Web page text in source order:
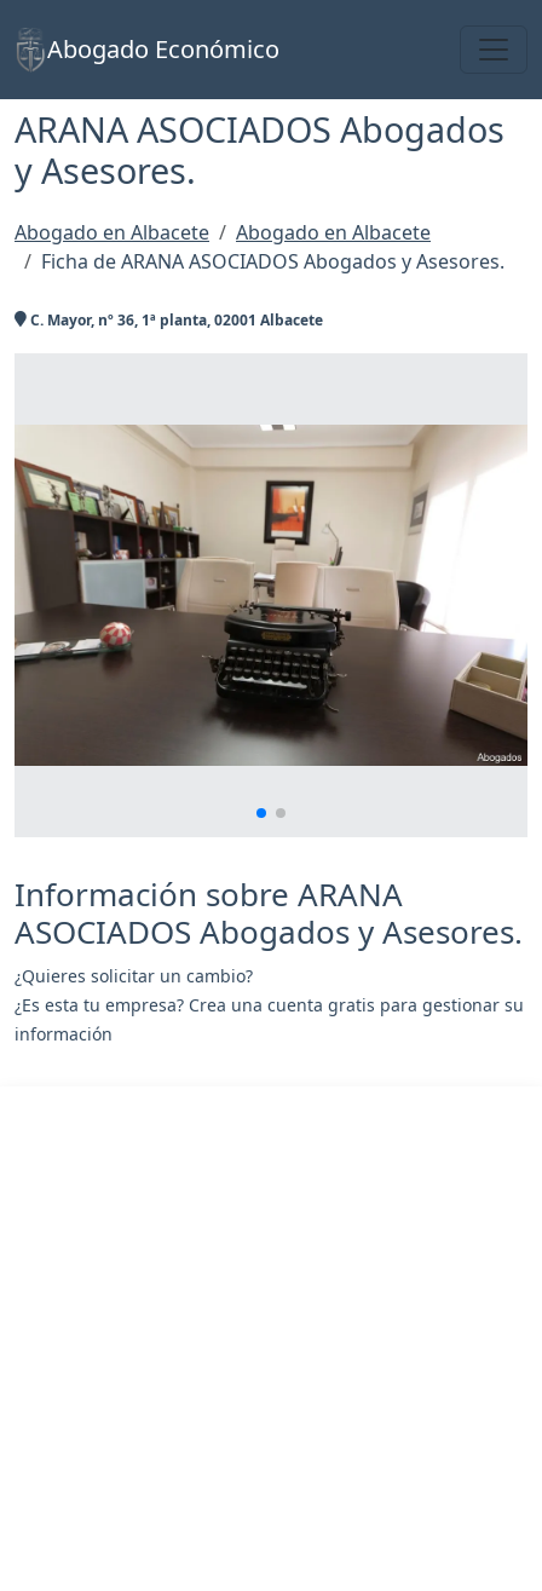
Abogado Económico
ARANA ASOCIADOS Abogados
y Asesores.
Abogado en Albacete
Abogado en Albacete
Ficha de ARANA ASOCIADOS Abogados y Asesores.
C. Mayor, nº 36, 1ª planta, 02001 Albacete
Información sobre ARANA
ASOCIADOS Abogados y Asesores.
¿Quieres solicitar un cambio?
¿Es esta tu empresa? Crea una cuenta gratis para gestionar su
información